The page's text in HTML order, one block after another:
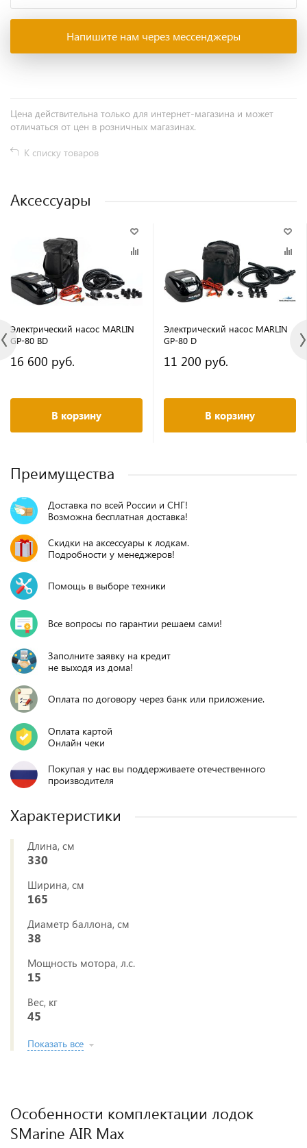
Напишите нам через мессенджеры
Цена действительна только для интернет-магазина и может
отличаться от цен в розничных магазинах.
К списку товаров
Аксессуары
Электрический насос MARLIN
GP-80 BD
16 600 руб.
В корзину
Электрический насос MARLIN
GP-80 D
11 200 руб.
В корзину
Преимущества
Доставка по всей России и СНГ!
Возможна бесплатная доставка!
Скидки на аксессуары к лодкам.
Подробности у менеджеров!
Помощь в выборе техники
Все вопросы по гарантии решаем сами!
Заполните заявку на кредит
не выходя из дома!
Оплата по договору через банк или приложение.
Оплата картой
Онлайн чеки
Покупая у нас вы поддерживаете отечественного
производителя
Характеристики
Длина, см
330
Ширина, см
165
Диаметр баллона, см
38
Мощность мотора, л.с.
15
Вес, кг
45
Показать все
Особенности комплектации лодок
SMarine AIR Max